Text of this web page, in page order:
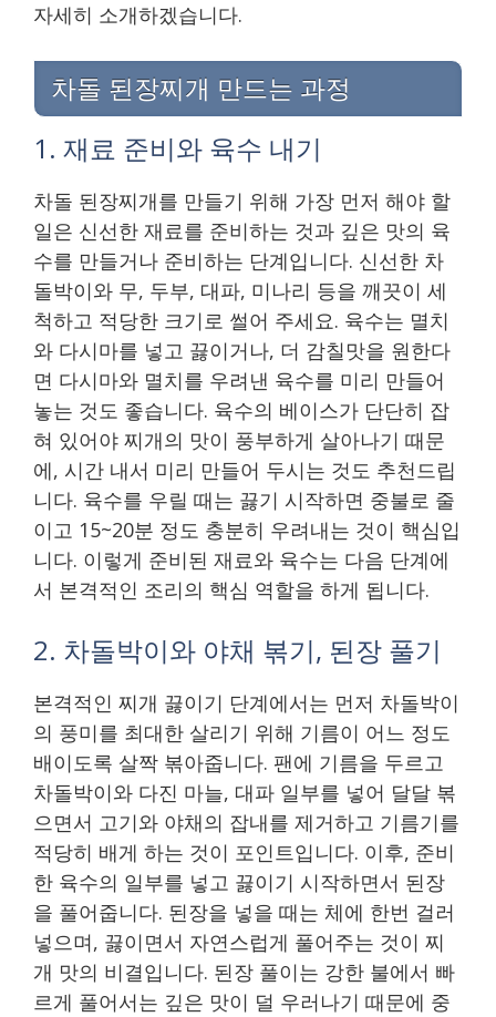
자세히 소개하겠습니다.
차돌 된장찌개 만드는 과정
1. 재료 준비와 육수 내기
차돌 된장찌개를 만들기 위해 가장 먼저 해야 할
일은 신선한 재료를 준비하는 것과 깊은 맛의 육
수를 만들거나 준비하는 단계입니다. 신선한 차
돌박이와 무, 두부, 대파, 미나리 등을 깨끗이 세
척하고 적당한 크기로 썰어 주세요. 육수는 멸치
와 다시마를 넣고 끓이거나, 더 감칠맛을 원한다
면 다시마와 멸치를 우려낸 육수를 미리 만들어
놓는 것도 좋습니다. 육수의 베이스가 단단히 잡
혀 있어야 찌개의 맛이 풍부하게 살아나기 때문
에, 시간 내서 미리 만들어 두시는 것도 추천드립
니다. 육수를 우릴 때는 끓기 시작하면 중불로 줄
이고 15~20분 정도 충분히 우려내는 것이 핵심입
니다. 이렇게 준비된 재료와 육수는 다음 단계에
서 본격적인 조리의 핵심 역할을 하게 됩니다.
2. 차돌박이와 야채 볶기, 된장 풀기
본격적인 찌개 끓이기 단계에서는 먼저 차돌박이
의 풍미를 최대한 살리기 위해 기름이 어느 정도
배이도록 살짝 볶아줍니다. 팬에 기름을 두르고
차돌박이와 다진 마늘, 대파 일부를 넣어 달달 볶
으면서 고기와 야채의 잡내를 제거하고 기름기를
적당히 배게 하는 것이 포인트입니다. 이후, 준비
한 육수의 일부를 넣고 끓이기 시작하면서 된장
을 풀어줍니다. 된장을 넣을 때는 체에 한번 걸러
넣으며, 끓이면서 자연스럽게 풀어주는 것이 찌
개 맛의 비결입니다. 된장 풀이는 강한 불에서 빠
르게 풀어서는 깊은 맛이 덜 우러나기 때문에 중